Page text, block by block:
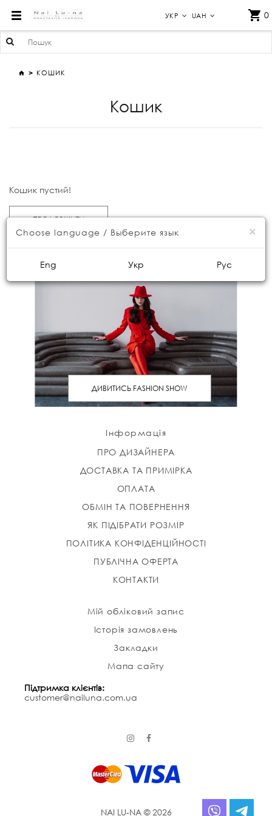
УКР UAH 0
КОШИК
Кошик
Кошик пустий!
ПРОДОВЖИТИ
ДИВИТИСЬ FASHION SHOW
Інформація
ПРО ДИЗАЙНЕРА
ДОСТАВКА ТА ПРИМІРКА
ОПЛАТА
ОБМІН ТА ПОВЕРНЕННЯ
ЯК ПІДІБРАТИ РОЗМІР
ПОЛІТИКА КОНФІДЕНЦІЙНОСТІ
ПУБЛІЧНА ОФЕРТА
КОНТАКТИ
Мій обліковий запис
Історія замовлень
Закладки
Мапа сайту
Підтримка клієнтів:
customer@nailuna.com.ua
NAI LU-NA © 2026
×
Choose language / Выберите язык
Eng Укр Рус
КОШИК